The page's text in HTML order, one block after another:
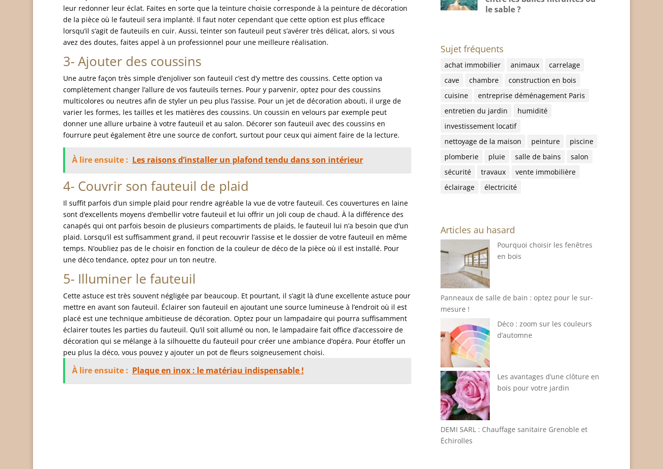
leur redonner leur éclat. Faites en sorte que la teinture choisie corresponde à la peinture de décoration
de la pièce où le fauteuil sera implanté. Il faut noter cependant que cette option est plus efficace
lorsqu’il s’agit de fauteuils en cuir. Aussi, teinter son fauteuil peut s’avérer très délicat, alors, si vous
avez des doutes, faites appel à un professionnel pour une meilleure réalisation.
3- Ajouter des coussins
Une autre façon très simple d’enjoliver son fauteuil c’est d’y mettre des coussins. Cette option va
complètement changer l’allure de vos fauteuils ternes. Pour y parvenir, optez pour des coussins
multicolores ou neutres afin de styler un peu plus l’assise. Pour un jet de décoration abouti, il urge de
varier les formes, les tailles et les matières des coussins. Un coussin en velours par exemple peut
donner une allure urbaine à votre fauteuil et au salon. Décorer son fauteuil avec des coussins en
fourrure peut également être une source de confort, surtout pour ceux qui aiment faire de la lecture.
À lire ensuite : Les raisons d’installer un plafond tendu dans son intérieur
4- Couvrir son fauteuil de plaid
Il suffit parfois d’un simple plaid pour rendre agréable la vue de votre fauteuil. Ces couvertures en laine
sont d’excellents moyens d’embellir votre fauteuil et lui offrir un joli coup de chaud. À la différence des
canapés qui ont parfois besoin de plusieurs compartiments de plaids, le fauteuil lui n’a besoin que d’un
plaid. Lorsqu’il est suffisamment grand, il peut recouvrir l’assise et le dossier de votre fauteuil en même
temps. N’oubliez pas de le choisir en fonction de la couleur de déco de la pièce où il est installé. Pour
une déco tendance, optez pour un ton neutre.
5- Illuminer le fauteuil
Cette astuce est très souvent négligée par beaucoup. Et pourtant, il s’agit là d’une excellente astuce pour
mettre en avant son fauteuil. Éclairer son fauteuil en ajoutant une source lumineuse à l’endroit où il est
placé est une technique ambitieuse de décoration. Optez pour un lampadaire qui pourra suffisamment
éclairer toutes les parties du fauteuil. Qu’il soit allumé ou non, le lampadaire fait office d’accessoire de
décoration qui se mélange à la silhouette du fauteuil pour créer une ambiance d’opéra. Pour étoffer un
peu plus la déco, vous pouvez y ajouter un pot de fleurs soigneusement choisi.
À lire ensuite : Plaque en inox : le matériau indispensable !
le sable ?
Sujet fréquents
achat immobilier animaux
carrelage
cave
chambre
construction en bois
cuisine
entreprise déménagement Paris
entretien du jardin
humidité
investissement locatif
nettoyage de la maison
peinture
piscine
plomberie
pluie salle de bains
salon
sécurité
travaux
vente immobilière
éclairage
électricité
Articles au hasard
Pourquoi choisir les fenêtres
en bois
Panneaux de salle de bain : optez pour le sur-
mesure !
Déco : zoom sur les couleurs
d’automne
Les avantages d’une clôture en
bois pour votre jardin
DEMI SARL : Chauffage sanitaire Grenoble et
Échirolles